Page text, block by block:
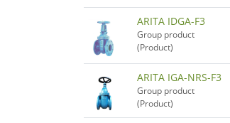
ARITA IDGA-F3
Group product
(Product)
ARITA IGA-NRS-F3
Group product
(Product)